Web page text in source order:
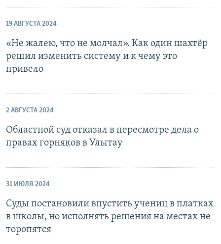
19 АВГУСТА 2024
«Не жалею, что не молчал». Как один шахтёр
решил изменить систему и к чему это
привело
2 АВГУСТА 2024
Областной суд отказал в пересмотре дела о
правах горняков в Улытау
31 ИЮЛЯ 2024
Суды постановили впустить учениц в платках
в школы, но исполнять решения на местах не
торопятся